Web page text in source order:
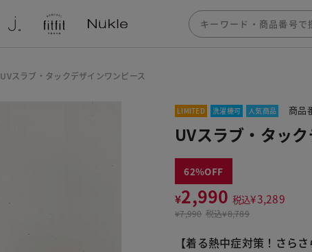
UVスラブ・タックデザインワンピース
LIMITED 洗濯機可 人気商品 商品
UVスラブ・タッ
62
¥2,990 税込¥3,289
¥7,990 税込¥8,789
【着る熱中症対策！さら